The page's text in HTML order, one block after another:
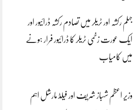
جہلم رکشہ اور ٹریلر میں تصادم رکشہ ڈرائیور اور
ایک عورت زخمی ٹریلر کا ڈرائیور فرار ہونے
میں کامیاب
وزیر اعظم شہباز شریف اور فیلڈ مارشل اہم